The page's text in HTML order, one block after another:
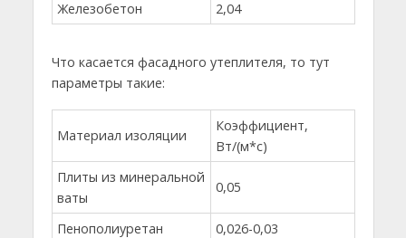
Железобетон
2,04
Что касается фасадного утеплителя, то тут
параметры такие:
Материал изоляции
Коэффициент,
Вт/(м*с)
Плиты из минеральной
ваты
0,05
Пенополиуретан
0,026-0,03